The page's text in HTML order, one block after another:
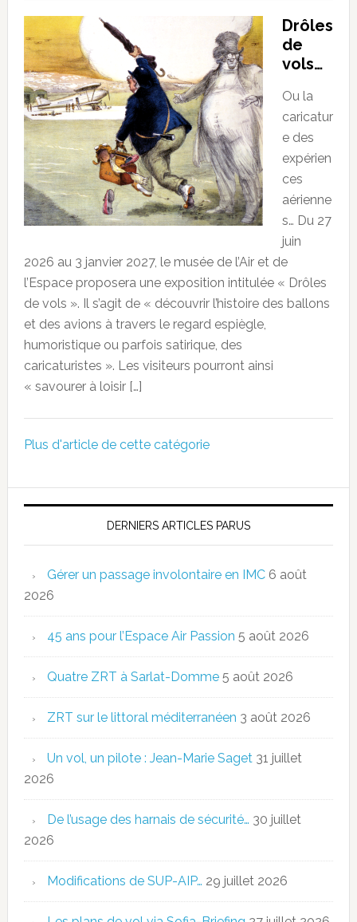
Drôles
de
vols…
Ou la
caricatur
e des
expérien
ces
aérienne
s… Du 27
juin
2026 au 3 janvier 2027, le musée de l’Air et de
l’Espace proposera une exposition intitulée « Drôles
de vols ». Il s’agit de « découvrir l’histoire des ballons
et des avions à travers le regard espiègle,
humoristique ou parfois satirique, des
caricaturistes ». Les visiteurs pourront ainsi
« savourer à loisir […]
Plus d'article de cette catégorie
DERNIERS ARTICLES PARUS
Gérer un passage involontaire en IMC 6 août
2026
45 ans pour l’Espace Air Passion 5 août 2026
Quatre ZRT à Sarlat-Domme 5 août 2026
ZRT sur le littoral méditerranéen 3 août 2026
Un vol, un pilote : Jean-Marie Saget 31 juillet
2026
De l’usage des harnais de sécurité… 30 juillet
2026
Modifications de SUP-AIP… 29 juillet 2026